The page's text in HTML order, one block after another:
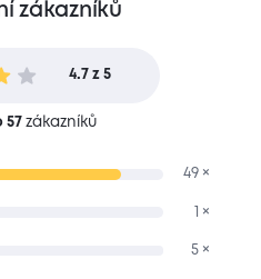
zákazníků
4.7 z 5
57 zákazníků
49 ×
1 ×
5 ×